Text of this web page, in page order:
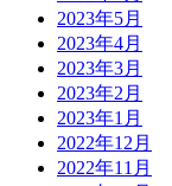
2023年5月
2023年4月
2023年3月
2023年2月
2023年1月
2022年12月
2022年11月